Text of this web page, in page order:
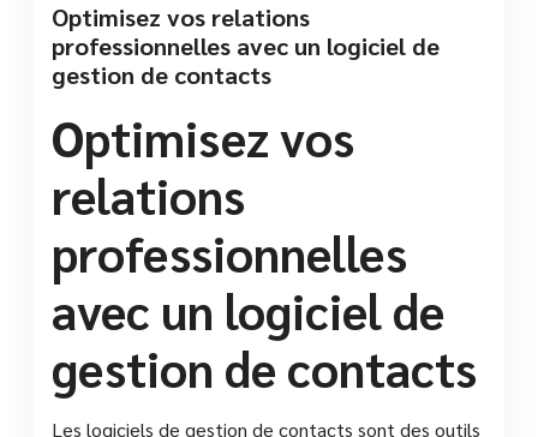
Optimisez vos relations
professionnelles avec un logiciel de
gestion de contacts
Optimisez vos
relations
professionnelles
avec un logiciel de
gestion de contacts
Les logiciels de gestion de contacts sont des outils